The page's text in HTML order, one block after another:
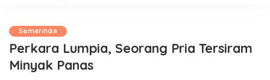
Samarinda
Perkara Lumpia, Seorang Pria Tersiram
Minyak Panas